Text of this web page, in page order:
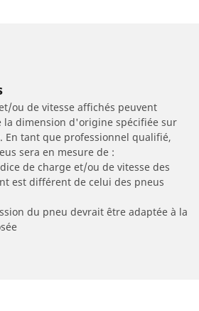
ou de vitesse affichés peuvent
dimension d'origine spécifiée sur
tant que professionnel qualifié,
sera en mesure de :
de charge et/ou de vitesse des
est différent de celui des pneus
du pneu devrait être adaptée à la